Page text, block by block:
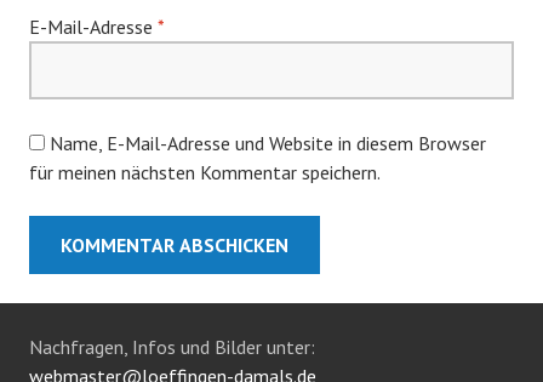
E-Mail-Adresse *
Name, E-Mail-Adresse und Website in diesem Browser
für meinen nächsten Kommentar speichern.
Nachfragen, Infos und Bilder unter:
webmaster@loeffingen-damals.de